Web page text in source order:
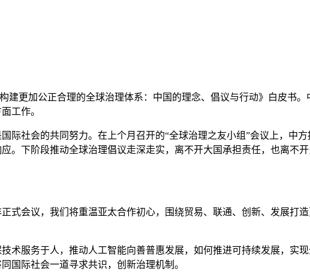
建更加公正合理的全球治理体系：中国的理念、倡议与行动》白皮书。
工作。
社会的共同努力。在上个月召开的“全球治理之友小组”会议上，中方
。下阶段推动全球治理倡议走深走实，离不开大国承担责任，也离不
式会议，我们将重温亚太合作初心，围绕贸易、联通、创新、发展打
术服务于人，推动人工智能向善普惠发展，如何推进可持续发展，实
国际社会一道寻求共识，创新治理机制。